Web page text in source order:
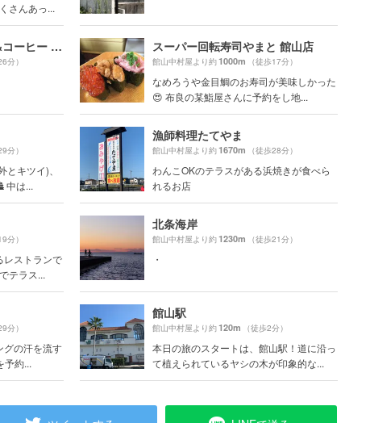
さんあっ...
トレイクル マーケット&コーヒー （TRAYCLE Market & Coffee）
分）
スーパー回転寿司やまと 館山店
館山中村屋より約1000m （徒歩17分）
なめろうや金目鯛のお寿司が美味しかった
😍 布良の某鮨屋さんに予約をし地...
分）
キツイ)、
中は...
漁師料理たてやま
館山中村屋より約1670m （徒歩28分）
わんこOKのテラスがある浜焼きが食べら
れるお店
分）
レストランで
テラス...
北条海岸
館山中村屋より約1230m （徒歩21分）
・
分）
グの汗を流す
予約...
館山駅
館山中村屋より約120m （徒歩2分）
本日の旅のスタートは、館山駅！道に沿っ
て植えられているヤシの木が印象的な...